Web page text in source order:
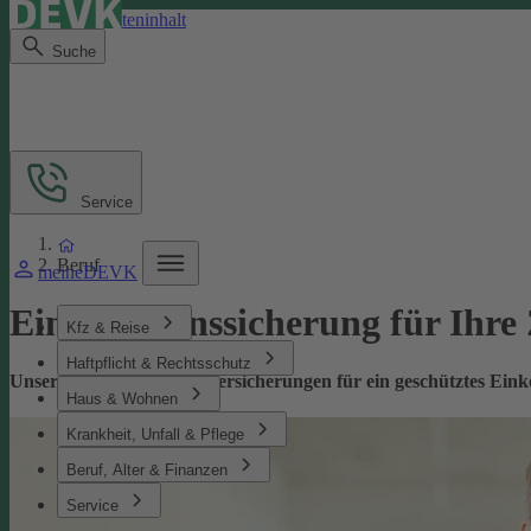
Direkt zum Seiteninhalt
Suche
meineDEVK
Kfz & Reise
Haftpflicht & Rechtsschutz
Haus & Wohnen
Krankheit, Unfall & Pflege
Beruf, Alter & Finanzen
Service
Service
Beruf
Einkommenssicherung für
Unsere leistungsstarken Versicherungen für ein geschütztes